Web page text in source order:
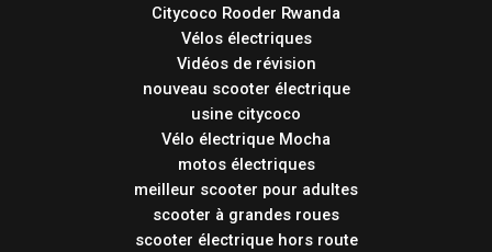
Citycoco Rooder Rwanda
Vélos électriques
Vidéos de révision
nouveau scooter électrique
usine citycoco
Vélo électrique Mocha
motos électriques
meilleur scooter pour adultes
scooter à grandes roues
scooter électrique hors route